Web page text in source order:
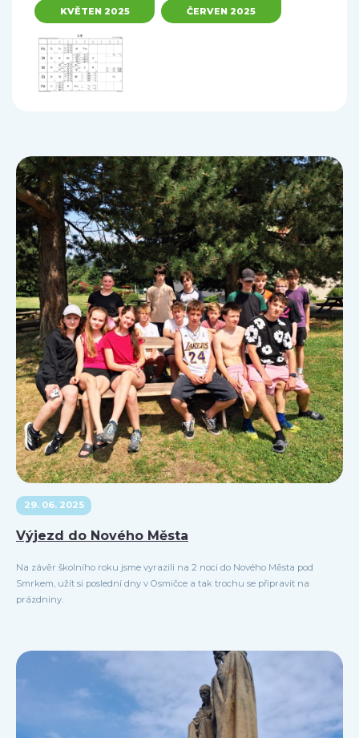
KVĚTEN 2025 ČERVEN 2025
29. 06. 2025
Výjezd do Nového Města
Na závěr školního roku jsme vyrazili na 2 noci do Nového Města pod
Smrkem, užít si poslední dny v Osmičce a tak trochu se připravit na
prázdniny.